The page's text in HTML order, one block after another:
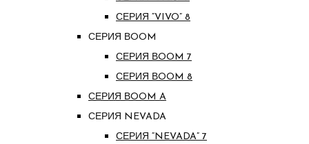
СЕРИЯ “VIVO” 8
СЕРИЯ ВOOM
СЕРИЯ ВOOM 7
СЕРИЯ ВOOM 8
СЕРИЯ ВOOM A
СЕРИЯ NEVADA
СЕРИЯ “NEVADA” 7